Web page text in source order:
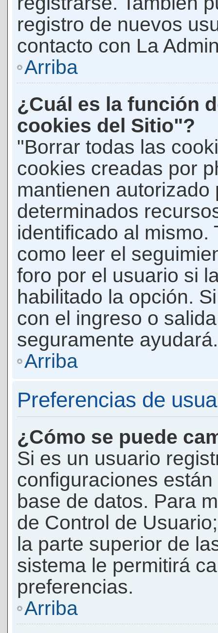
registro de nuevos
contacto con La
Arriba
¿Cuál es la función
cookies del Sitio"?
"Borrar todas las
cookies creadas por
mantienen autorizado
determinados
identificado al mismo.
como leer el
foro por el usuario si
habilitado la opción.
con el ingreso o
seguramente ayudará.
Arriba
Preferencias de
¿Cómo se puede
Si es un usuario
configuraciones
base de datos. Para
de Control de
la parte superior de
sistema le permitirá
preferencias.
Arriba